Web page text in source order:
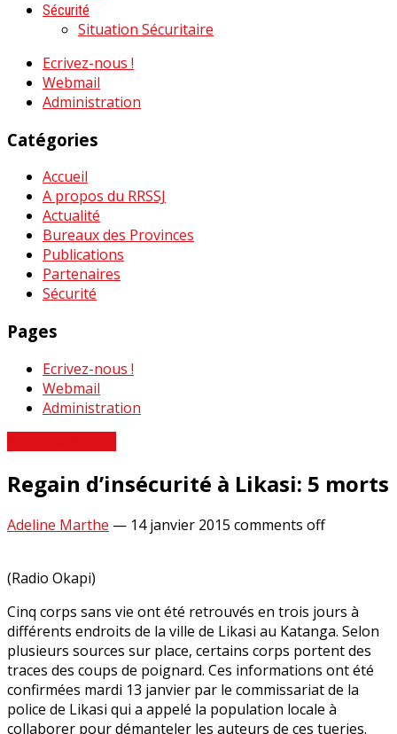
Sécurité
Situation Sécuritaire
Ecrivez-nous !
Webmail
Administration
Catégories
Accueil
A propos du RRSSJ
Actualité
Bureaux des Provinces
Publications
Partenaires
Sécurité
Pages
Ecrivez-nous !
Webmail
Administration
Regain d’insécurité à Likasi: 5 morts
Adeline Marthe — 14 janvier 2015 comments off
(Radio Okapi)
Cinq corps sans vie ont été retrouvés en trois jours à
différents endroits de la ville de Likasi au Katanga. Selon
plusieurs sources sur place, certains corps portent des
traces des coups de poignard. Ces informations ont été
confirmées mardi 13 janvier par le commissariat de la
police de Likasi qui a appelé la population locale à
collaborer pour démanteler les auteurs de ces tueries.